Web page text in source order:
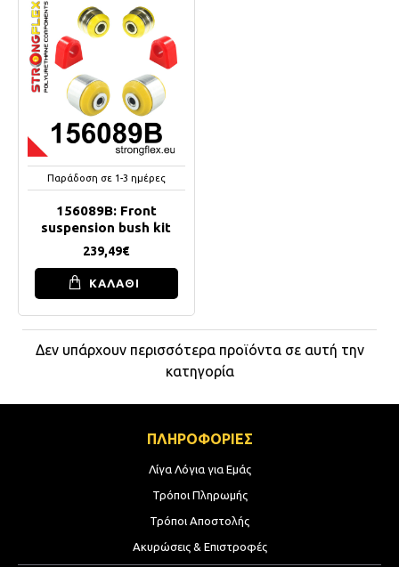
Παράδοση σε 1-3 ημέρες
156089B: Front
suspension bush kit
239,49€
ΚΑΛΑΘΙ
Δεν υπάρχουν περισσότερα προϊόντα σε αυτή την
κατηγορία
ΠΛΗΡΟΦΟΡΙΕΣ
Λίγα Λόγια για Εμάς
Τρόποι Πληρωμής
Τρόποι Αποστολής
Ακυρώσεις & Επιστροφές